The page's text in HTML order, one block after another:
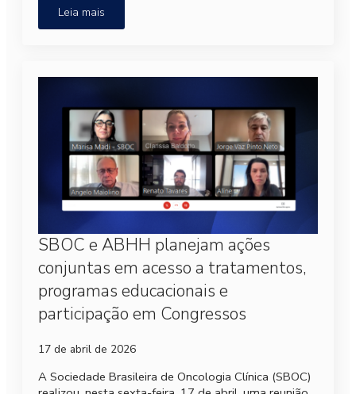
Leia mais
SBOC e ABHH planejam ações
conjuntas em acesso a tratamentos,
programas educacionais e
participação em Congressos
17 de abril de 2026
A Sociedade Brasileira de Oncologia Clínica (SBOC)